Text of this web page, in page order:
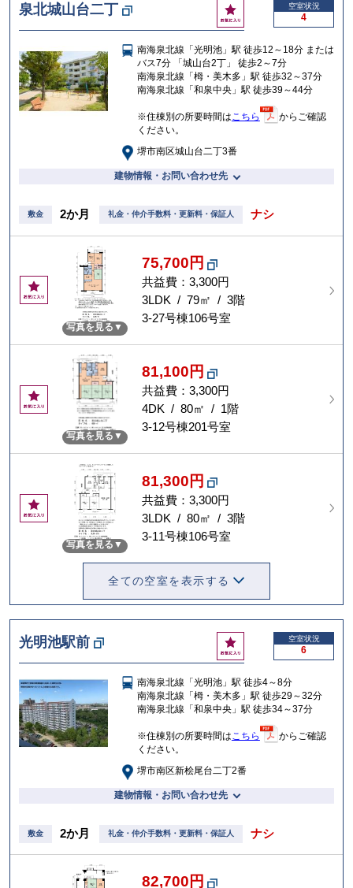
泉北城山台二丁
お
気
入
り
空室状況
4
南海泉北線「光明池」駅 徒歩12～18分 または
バス7分 「城山台2丁」 徒歩2～7分
南海泉北線「栂・美木多」駅 徒歩32～37分
南海泉北線「和泉中央」駅 徒歩39～44分
※住棟別の所要時間はこちら
からご確認
ください。
堺市南区城山台二丁3番
建物情報・お問い合わせ先
敷金 2か月 礼金・仲介手数料・更新料・保証人 ナシ
お
気
り
写真を見る
75,700円
共益費：3,300円
3LDK / 79㎡ / 3階
3-27号棟106号室
お
気
り
写真を見る
81,100円
共益費：3,300円
4DK / 80㎡ / 1階
3-12号棟201号室
お
気
写真を見る
81,300円
共益費：3,300円
3LDK / 80㎡ / 3階
3-11号棟106号室
全ての空室を表示する
光明池駅前
お
気
入
り
空室状況
6
南海泉北線「光明池」駅 徒歩4～8分
南海泉北線「栂・美木多」駅 徒歩29～32分
南海泉北線「和泉中央」駅 徒歩34～37分
※住棟別の所要時間は こちら
からご確認
ください。
堺市南区新桧尾台二丁2番
建物情報・お問い合わせ先
敷金 2か月 礼金・仲介手数料・更新料・保証人 ナシ
82,700円